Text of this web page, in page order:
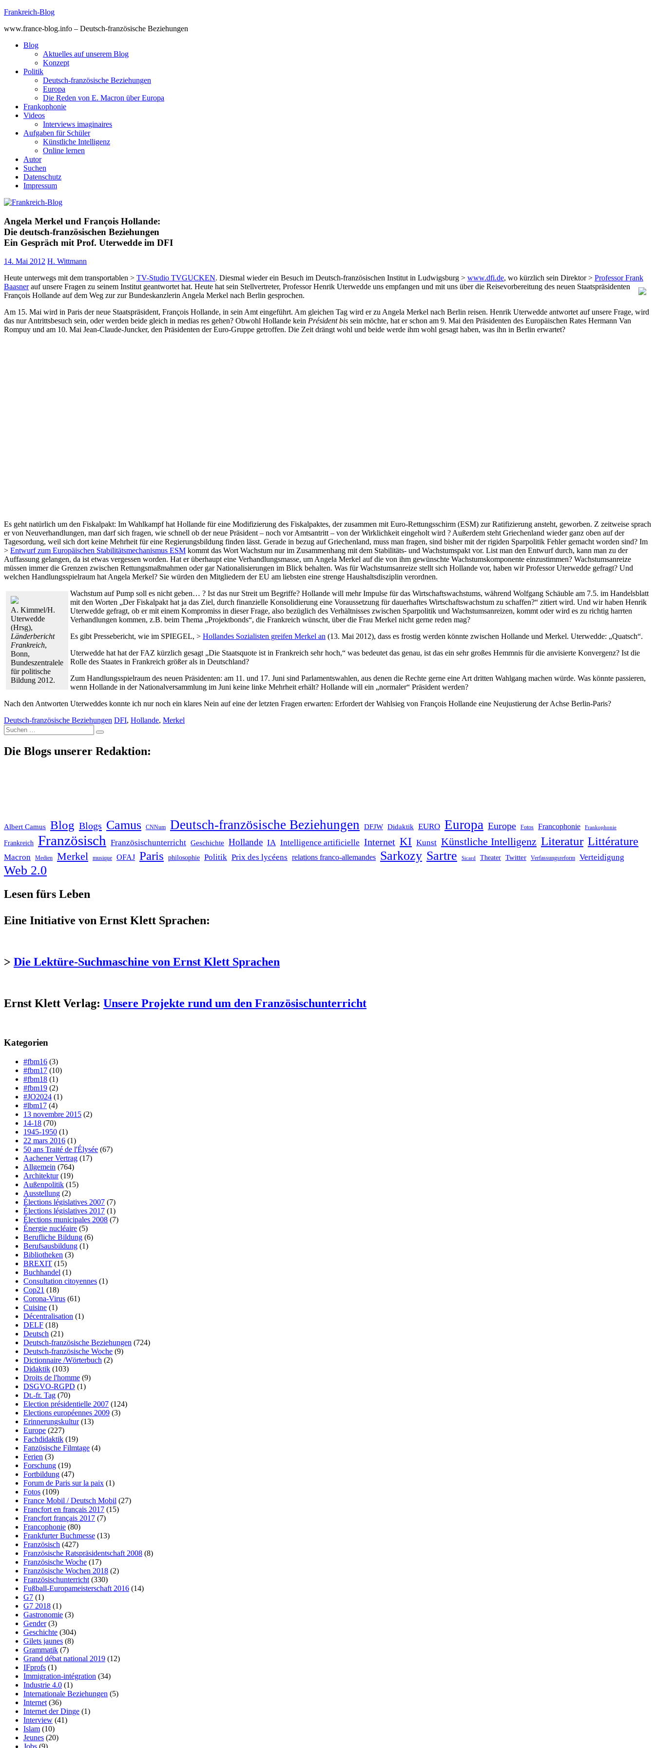
Skip
content
Frankreich-Blog
www.france-blog.info – Deutsch-französische Beziehungen
Blog
Aktuelles auf unserem Blog
Konzept
Politik
Deutsch-französische Beziehungen
Europa
Die Reden von E. Macron über Europa
Frankophonie
Videos
Interviews imaginaires
Aufgaben für Schüler
Künstliche Intelligenz
Online lernen
Autor
Suchen
Datenschutz
Impressum
Angela Merkel und François Hollande:
Die deutsch-französischen Beziehungen
Ein Gespräch mit Prof. Uterwedde im DFI
14. Mai 2012 H. Wittmann
Heute unterwegs mit dem transportablen > TV-Studio TVGUCKEN. Diesmal wieder ein Besuch im Deutsch-französischen Institut in Ludwigsburg > www.dfi.de, wo kürzlich sein Direktor > Professor Frank
Baasnerauf unsere Fragen zu seinem Institut geantwortet hat. Heute hat sein Stellvertreter, Professor Henrik Uterwedde uns empfangen und mit uns über die Reisevorbereitung des neuen Staatspräsidenten
François Hollande auf dem Weg zur zur Bundeskanzlerin Angela Merkel nach Berlin gesprochen.
Am 15. Mai wird in Paris der neue Staatspräsident, François Hollande, in sein Amt eingeführt. Am gleichen Tag wird er zu Angela Merkel nach Berlin reisen. Henrik Uterwedde antwortet auf unsere Frage, wird
das nur Antrittsbesuch sein, oder werden beide gleich in medias res gehen? Obwohl Hollande kein Président bis sein möchte, hat er schon am 9. Mai den Präsidenten des Europäischen Rates Hermann Van
Rompuy und am 10. Mai Jean-Claude-Juncker, den Präsidenten der Euro-Gruppe getroffen. Die Zeit drängt wohl und beide werde ihm wohl gesagt haben, was ihn in Berlin erwartet?
Es geht natürlich um den Fiskalpakt: Im Wahlkampf hat Hollande für eine Modifizierung des Fiskalpaktes, der zusammen mit Euro-Rettungsschirm (ESM) zur Ratifizierung ansteht, geworben. Z zeitweise sprach
er von Neuverhandlungen, man darf sich fragen, wie schnell ob der neue Präsident – noch vor Amtsantritt – von der Wirklichkeit eingeholt wird ? Außerdem steht Griechenland wieder ganz oben auf der
Tagesordung, weil sich dort keine Mehrheit für eine Regierungsbildung finden lässt. Gerade in bezug auf Griechenland, muss man fragen, sind bisher mit der rigiden Sparpolitik Fehler gemacht worden sind? Im
> Entwurf zum Europäischen Stabilitätsmechanismus ESM kommt das Wort Wachstum nur im Zusammenhang mit dem Stabilitäts- und Wachstumspakt vor. List man den Entwurf durch, kann man zu der
Auffassung gelangen, da ist etwas vergessen worden. Hat er überhaupt eine Verhandlungsmasse, um Angela Merkel auf die von ihm gewünschte Wachstumskomponente einzustimmen? Wachstumsanreize
müssen immer die Grenzen zwischen Rettungsmaßmahmen oder gar Nationalisierungen im Blick behalten. Was für Wachstumsanreize stellt sich Hollande vor, haben wir Professor Uterwedde gefragt? Und
welchen Handlungsspielraum hat Angela Merkel? Sie würden den Mitgliedern der EU am liebsten eine strenge Haushaltsdisziplin verordnen.
A. Kimmel/H.
Uterwedde
(Hrsg),
Länderbericht
Frankreich,
Bonn,
Bundeszentralele
für politische
Bildung 2012.
Wachstum auf Pump soll es nicht geben… ? Ist das nur Streit um Begriffe? Hollande will mehr Impulse für das Wirtschaftswachstums, während Wolfgang Schäuble am 7.5. im Handelsblatt
mit den Worten „Der Fiskalpakt hat ja das Ziel, durch finanzielle Konsolidierung eine Voraussetzung für dauerhaftes Wirtschaftswachstum zu schaffen?“ zitiert wird. Und wir haben Henrik
Uterwedde gefragt, ob er mit einem Kompromiss in dieser Frage, also bezüglich des Verhältnisses zwischen Sparpolitik und Wachstumsanreizen, kommt oder wird es zu richtig harrten
Verhandlungen kommen, z.B. beim Thema „Projektbonds“, die Frankreich wünscht, über die Frau Merkel nicht gerne reden mag?
Es gibt Pressebericht, wie im SPIEGEL, > Hollandes Sozialisten greifen Merkel an (13. Mai 2012), dass es frostig werden könnte zwischen Hollande und Merkel. Uterwedde: „Quatsch“.
Uterwedde hat hat der FAZ kürzlich gesagt „Die Staatsquote ist in Frankreich sehr hoch,“ was bedeutet das genau, ist das ein sehr großes Hemmnis für die anvisierte Konvergenz? Ist die
Rolle des Staates in Frankreich größer als in Deutschland?
Zum Handlungsspielraum des neuen Präsidenten: am 11. und 17. Juni sind Parlamentswahlen, aus denen die Rechte gerne eine Art dritten Wahlgang machen würde. Was könnte passieren,
wenn Hollande in der Nationalversammlung im Juni keine linke Mehrheit erhält? Hollande will ein „normaler“ Präsident werden?
Nach den Antworten Uterweddes konnte ich nur noch ein klares Nein auf eine der letzten Fragen erwarten: Erfordert der Wahlsieg von François Hollande eine Neujustierung der Achse Berlin-Paris?
Deutsch-französische Beziehungen DFI, Hollande, Merkel
Suche
nach:
Die Blogs unserer Redaktion:
Albert Camus Blog Blogs Camus CNNum Deutsch-französische Beziehungen DFJW Didaktik EURO Europa Europe Fotos Francophonie Frankophonie
Frankreich Französisch Französischunterricht Geschichte Hollande IA Intelligence artificielle Internet KI Kunst Künstliche Intelligenz Literatur Littérature
Macron Medien Merkel musique OFAJ Paris philosophie Politik Prix des lycéens relations franco-allemandes Sarkozy Sartre Sicard Theater Twitter Verfassungsreform Verteidigung
Web 2.0
Lesen fürs Leben
Eine Initiative von Ernst Klett Sprachen:
> Die Lektüre-Suchmaschine von Ernst Klett Sprachen
Ernst Klett Verlag: Unsere Projekte rund um den Französischunterricht
Kategorien
#fbm16 (3)
#fbm17 (10)
#fbm18 (1)
#fbm19 (2)
#JO2024 (1)
#lbm17 (4)
13 novembre 2015 (2)
14-18 (70)
1945-1950 (1)
22 mars 2016 (1)
50 ans Traité de l'Élysée (67)
Aachener Vertrag (17)
Allgemein (764)
Architektur(19)
Außenpolitik (15)
Ausstellung (2)
Élections législatives 2007 (7)
Élections législatives 2017 (1)
Élections municipales 2008 (7)
Énergie nucléaire (5)
Berufliche Bildung (6)
Berufsausbildung (1)
Bibliotheken (3)
BREXIT (15)
Buchhandel (1)
Consultation citoyennes (1)
Cop21 (18)
Corona-Virus (61)
Cuisine (1)
Décentralisation (1)
DELF (18)
Deutsch (21)
Deutsch-französische Beziehungen (724)
Deutsch-französische Woche (9)
Dictionnaire /Wörterbuch (2)
Didaktik (103)
Droits de l'homme (9)
DSGVO-RGPD (1)
Dt.-fr. Tag (70)
Election présidentielle 2007 (124)
Elections européennes 2009 (3)
Erinnerungskultur(13)
Europe (227)
Fachdidaktik (19)
Fanzösische Filmtage (4)
Ferien (3)
Forschung (19)
Fortbildung (47)
Forum de Paris sur la paix (1)
Fotos (109)
France Mobil / Deutsch Mobil (27)
Francfort en français 2017 (15)
Francfort français 2017 (7)
Francophonie (80)
Frankfurter Buchmesse (13)
Französisch (427)
Französische Ratspräsidentschaft 2008 (8)
Französische Woche (17)
Französische Wochen 2018 (2)
Französischunterricht (330)
Fußball-Europameisterschaft 2016 (14)
G7 (1)
G7 2018 (1)
Gastronomie (3)
Gender(3)
Geschichte (304)
Gilets jaunes (8)
Grammatik (7)
Grand débat national 2019 (12)
IFprofs (1)
Immigration-intégration (34)
Industrie 4.0 (1)
Internationale Beziehungen (5)
Internet (36)
Internet der Dinge (1)
Interview (41)
Islam (10)
Jeunes (20)